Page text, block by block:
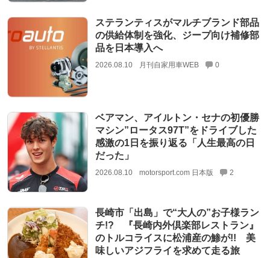
ステランティスがマルチブランド部品
の供給体制を強化、ジープ向け補修部
品を日本導入へ
2026.08.10 月刊自家用車WEB 0
ベアマン、アイルトン・セナの初優勝
マシン”ロータス97T”をドライブした
感激の1日を振り返る「人生最高の日
だった」
2026.08.10 motorsport.com 日本版 2
長崎市「出島」で“大人の”お子様ラン
チ!? 『長崎内外倶楽部レストラン』
のトルコライスに松浦産の鯵が!! 美
味しいアジフライを求めて走る旅